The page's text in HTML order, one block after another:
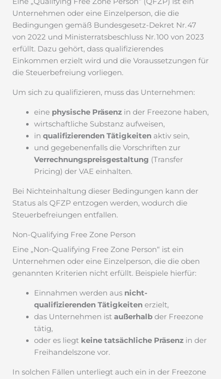
Unternehmen oder eine Einzelperson, die die
Bedingungen gemäß Bundesgesetz-Dekret Nr. 47
von 2022 und Ministerratsbeschluss Nr. 100 von 2023
erfüllt. Dazu gehört, dass qualifizierendes
Einkommen erzielt wird und die Voraussetzungen für
die Steuerbefreiung vorliegen.
Um sich zu qualifizieren, muss das Unternehmen:
eine physische Präsenzin der Freezone haben,
wirtschaftliche Substanz aufweisen,
in qualifizierenden Tätigkeitenaktiv sein,
und gegebenenfalls die Vorschriften zur
Verrechnungspreisgestaltung (Transfer
Pricing) der VAE einhalten.
Bei Nichteinhaltung dieser Bedingungen kann der
Status als QFZP entzogen werden, wodurch die
Steuerbefreiungen entfallen.
Non-Qualifying Free Zone Person
Eine „Non-Qualifying Free Zone Person“ ist ein
Unternehmen oder eine Einzelperson, die die oben
genannten Kriterien nicht erfüllt. Beispiele hierfür:
Einnahmen werden aus nicht-
qualifizierenden Tätigkeitenerzielt,
das Unternehmen ist außerhalbder Freezone
tätig,
oder es liegt keine tatsächliche Präsenzin der
Freihandelszone vor.
In solchen Fällen unterliegt auch ein in der Freezone